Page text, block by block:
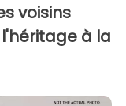
voisins
à la